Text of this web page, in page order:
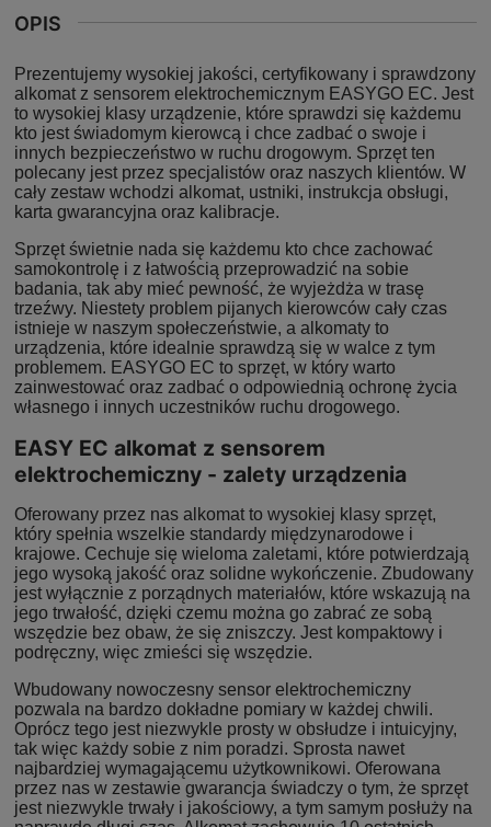
OPIS
Prezentujemy wysokiej jakości, certyfikowany i sprawdzony
alkomat z sensorem elektrochemicznym EASYGO EC. Jest
to wysokiej klasy urządzenie, które sprawdzi się każdemu
kto jest świadomym kierowcą i chce zadbać o swoje i
innych bezpieczeństwo w ruchu drogowym. Sprzęt ten
polecany jest przez specjalistów oraz naszych klientów. W
cały zestaw wchodzi alkomat, ustniki, instrukcja obsługi,
karta gwarancyjna oraz kalibracje.
Sprzęt świetnie nada się każdemu kto chce zachować
samokontrolę i z łatwością przeprowadzić na sobie
badania, tak aby mieć pewność, że wyjeżdża w trasę
trzeźwy. Niestety problem pijanych kierowców cały czas
istnieje w naszym społeczeństwie, a alkomaty to
urządzenia, które idealnie sprawdzą się w walce z tym
problemem. EASYGO EC to sprzęt, w który warto
zainwestować oraz zadbać o odpowiednią ochronę życia
własnego i innych uczestników ruchu drogowego.
EASY EC alkomat z sensorem
elektrochemiczny - zalety urządzenia
Oferowany przez nas alkomat to wysokiej klasy sprzęt,
który spełnia wszelkie standardy międzynarodowe i
krajowe. Cechuje się wieloma zaletami, które potwierdzają
jego wysoką jakość oraz solidne wykończenie. Zbudowany
jest wyłącznie z porządnych materiałów, które wskazują na
jego trwałość, dzięki czemu można go zabrać ze sobą
wszędzie bez obaw, że się zniszczy. Jest kompaktowy i
podręczny, więc zmieści się wszędzie.
Wbudowany nowoczesny sensor elektrochemiczny
pozwala na bardzo dokładne pomiary w każdej chwili.
Oprócz tego jest niezwykle prosty w obsłudze i intuicyjny,
tak więc każdy sobie z nim poradzi. Sprosta nawet
najbardziej wymagającemu użytkownikowi. Oferowana
przez nas w zestawie gwarancja świadczy o tym, że sprzęt
jest niezwykle trwały i jakościowy, a tym samym posłuży na